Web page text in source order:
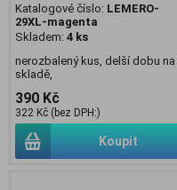
Katalogové číslo: LEMERO-
29XL-magenta
Skladem: 4 ks
nerozbalený kus, delší dobu na
skladě,
390 Kč
322 Kč (bez DPH:)
Koupit